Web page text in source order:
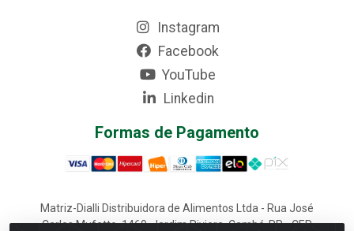
Instagram
Facebook
YouTube
Linkedin
Formas de Pagamento
Matriz-Dialli Distribuidora de Alimentos Ltda - Rua José
Carlos Mufatto, 1460, Jardim Riviera, Cambé-PR - CEP